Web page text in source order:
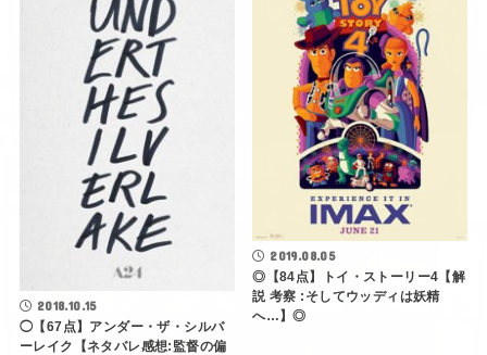
2018.10.15
◯【67点】アンダー・ザ・シルバ
ーレイク【ネタバレ感想:監督の偏
2019.08.05
◎【84点】トイ・ストーリー4【解
説 考察 :そしてウッディは妖精
へ…】◎